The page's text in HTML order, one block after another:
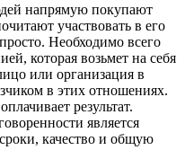
напрямую покупают
участвовать в его
Необходимо всего
которая возьмет на себя
или организация в
в этих отношениях.
результат.
является
качество и общую